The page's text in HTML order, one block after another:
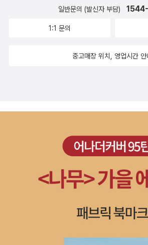
보니 갑자기 혼자,라는 느낌이 그닥 좋지는 않
다. 뭐냐, 슬램덩크 오리지널이라는 건? 다른
한참 지나서 완전판이 나오고 그리고 또 한참
쨌거나 아무튼지간에. 코끼리뼈는 읽고 싶
일반문의 (발신자 부담)
1:1 문의
중고매장 위치, 영업시간 안